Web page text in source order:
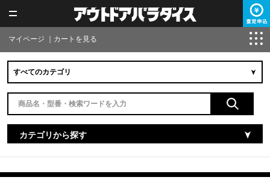
マイページ カートを見る
カテゴリから探す